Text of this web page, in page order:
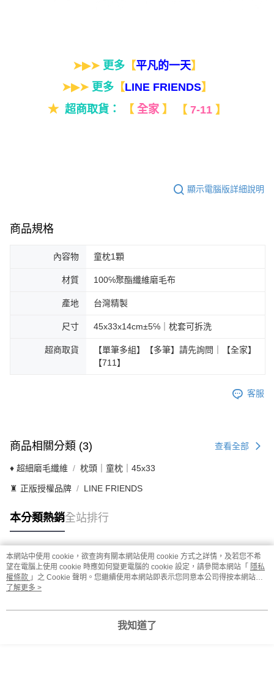
➤▶➤ 更多【平凡的一天】
➤▶➤ 更多 【LINE FRIENDS】
★ 超商取貨： 【 全家 】 【 7-11 】
顯示電腦版詳細說明
商品規格
內容物 童枕1顆
材質 100℅聚酯纖維磨毛布
產地 台灣精製
尺寸 45x33x14cm±5℅｜枕套可拆洗
超商取貨
【單筆多組】【多筆】請先詢問｜【全家】
【711】
客服
商品相關分類 (3) 查看全部
♦ 超細磨毛纖維 枕頭｜童枕｜45x33
♜ 正版授權品牌 LINE FRIENDS
本分類熱銷全站排行
熱門標籤
本網站中使用 cookie，欲查詢有關本網站使用 cookie 方式之詳情，及若您不希
望在電腦上使用 cookie 時應如何變更電腦的 cookie 設定，請參閱本網站「 隱私
權條款 」之 Cookie 聲明。您繼續使用本網站即表示您同意本公司得按本網站使
用條款之 Cookie 聲明使用 cookie。
了解更多 >
我知道了